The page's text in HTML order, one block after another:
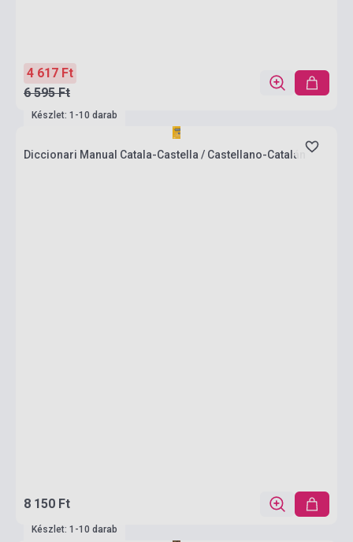
4 617 Ft
6 595 Ft
Készlet: 1-10 darab
Diccionari Manual Catala-Castella / Castellano-Catalán
8 150 Ft
Készlet: 1-10 darab